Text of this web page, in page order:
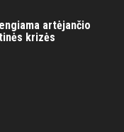
artėjančio
krizės